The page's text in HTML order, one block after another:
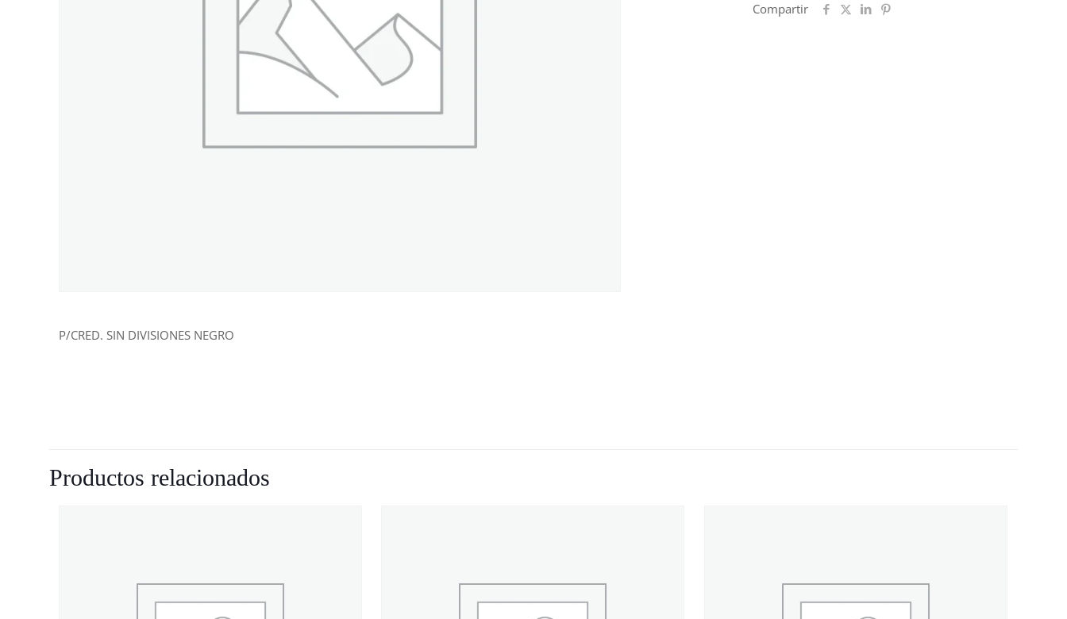
Compartir
P/CRED. SIN DIVISIONES NEGRO
Productos relacionados